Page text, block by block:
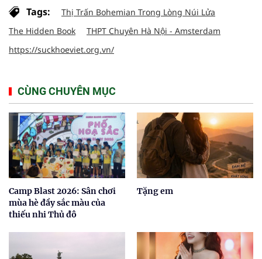
Tags:
Thị Trấn Bohemian Trong Lòng Núi Lửa
The Hidden Book
THPT Chuyên Hà Nội - Amsterdam
https://suckhoeviet.org.vn/
CÙNG CHUYÊN MỤC
Camp Blast 2026: Sân chơi
mùa hè đầy sắc màu của
thiếu nhi Thủ đô
Tặng em